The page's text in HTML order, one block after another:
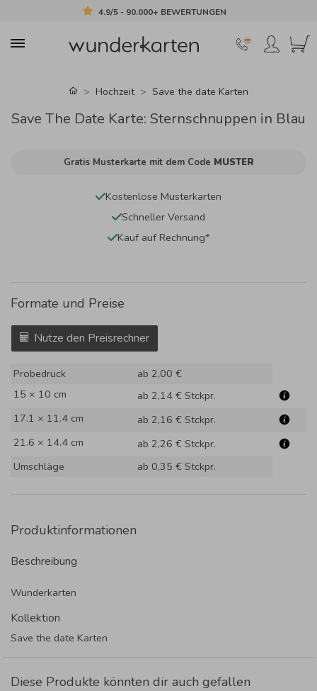
4.9/5 - 90.000+ BEWERTUNGEN
Hochzeit Save the date Karten
Save The Date Karte: Sternschnuppen in Blau
Gratis Musterkarte mit dem Code MUSTER
Kostenlose Musterkarten
Schneller Versand
Kauf auf Rechnung*
Formate und Preise
Nutze den Preisrechner
Probedruck
ab 2,00 €
15 × 10 cm
ab 2,14 € Stckpr.
17.1 × 11.4 cm
ab 2,16 € Stckpr.
21.6 × 14.4 cm
ab 2,26 € Stckpr.
Umschläge
ab 0,35 € Stckpr.
Produktinformationen
Beschreibung
Wunderkarten
Kollektion
Save the date Karten
Diese Produkte könnten dir auch gefallen